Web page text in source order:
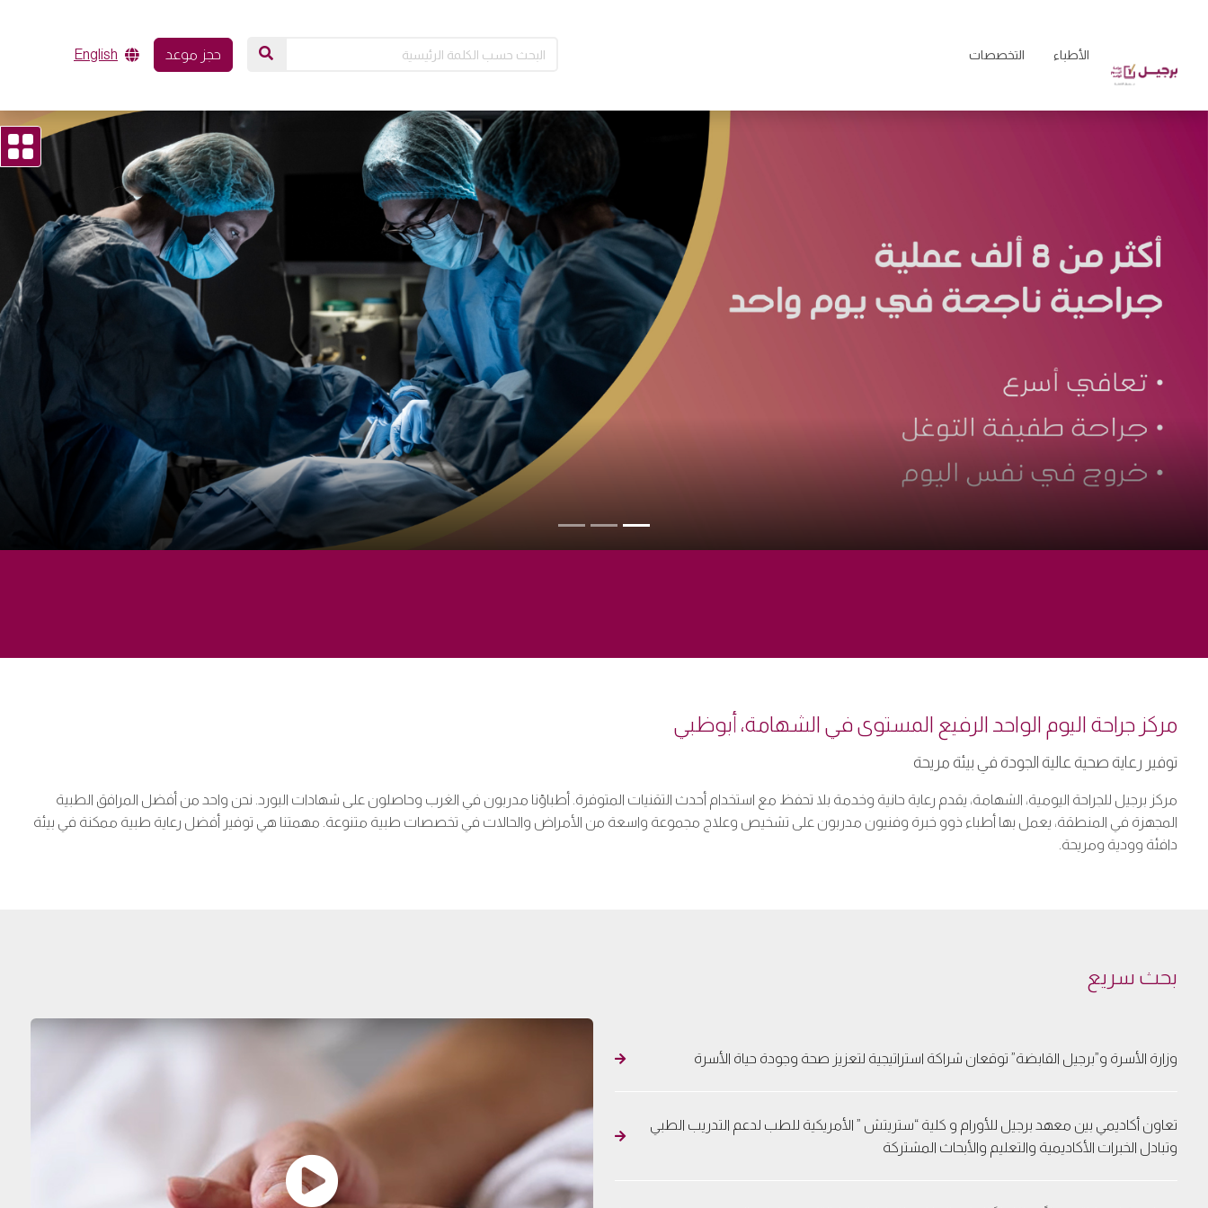
الأطباء التخصصات حجز موعد English
مركز جراحة اليوم الواحد الرفيع المستوى في الشهامة، أبوظبي
توفير رعاية صحية عالية الجودة في بيئة مريحة
مركز برجيل للجراحة اليومية، الشهامة، يقدم رعاية حانية وخدمة بلا تحفظ مع استخدام أحدث التقنيات المتوفرة. أطباؤنا مدربون في الغرب وحاصلون على شهادات البورد. نحن واحد من أفضل المرافق الطبية
المجهزة في المنطقة، يعمل بها أطباء ذوو خبرة وفنيون مدربون على تشخيص وعلاج مجموعة واسعة من الأمراض والحالات في تخصصات طبية متنوعة. مهمتنا هي توفير أفضل رعاية طبية ممكنة في بيئة
دافئة وودية ومريحة.
بحث سريع
وزارة الأسرة و”برجيل القابضة” توقعان شراكة استراتيجية لتعزيز صحة وجودة حياة الأسرة
تعاون أكاديمي بين معهد برجيل للأورام و كلية “ستريتش ” الأمريكية للطب لدعم التدريب الطبي
وتبادل الخبرات الأكاديمية والتعليم والأبحاث المشتركة